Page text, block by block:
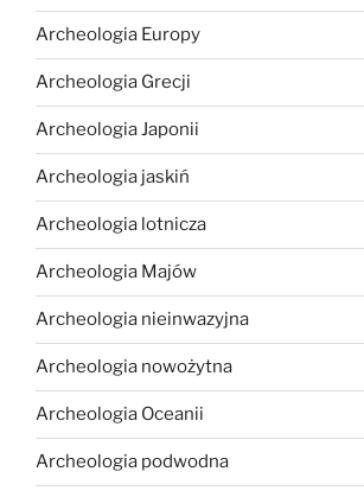
Archeologia Europy
Archeologia Grecji
Archeologia Japonii
Archeologia jaskiń
Archeologia lotnicza
Archeologia Majów
Archeologia nieinwazyjna
Archeologia nowożytna
Archeologia Oceanii
Archeologia podwodna